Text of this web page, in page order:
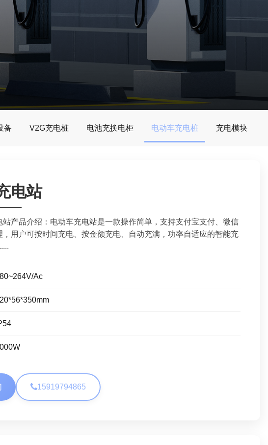
备 V2G充电桩 电池充换电柜 电动车充电桩 充电模块
电站
站产品介绍：电动车充电站是一款操作简单，支持支付宝支付、微信
，用户可按时间充电、按金额充电、自动充满，功率自适应的智能充
Ac
15919794865